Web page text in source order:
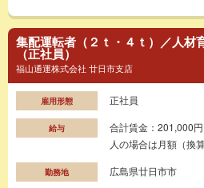
集配運転者（２ｔ・４ｔ）／人材
（正社員）
福山通運株式会社 廿日市支店
雇用形態 正社員
給与
合計賃金：201,000
人の場合は月額（換
勤務地 広島県廿日市市